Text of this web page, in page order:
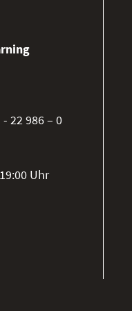
22 986 – 0
Uhr